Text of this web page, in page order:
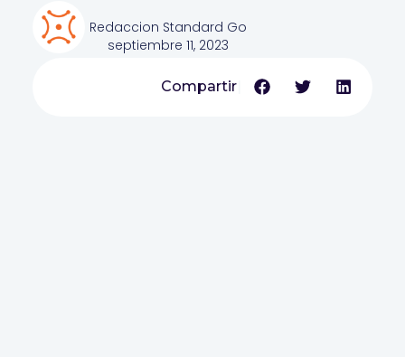
Redaccion Standard Go
septiembre 11, 2023
Compartir